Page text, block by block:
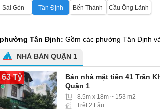
Sài Gòn Tân Định Bến Thành Cầu Ông Lãnh
phường Tân Định: Gồm các phường Tân Định
NHÀ BÁN QUẬN 1
63 Tỷ
Bán nhà mặt tiền 41 Trần
Quận 1
8.5m x 18m ~ 153 m2
Trệt 2 Lầu